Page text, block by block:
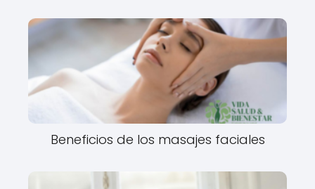
Beneficios de los masajes faciales